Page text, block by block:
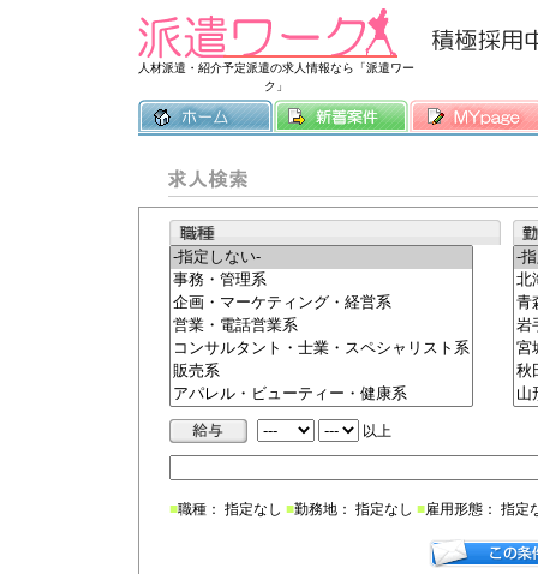
人材派遣・紹介予定派遣の求人情報なら「派遣ワー
ク」
常時3500件以
以上
■職種： 指定なし ■勤務地： 指定なし ■雇用形態： 指定